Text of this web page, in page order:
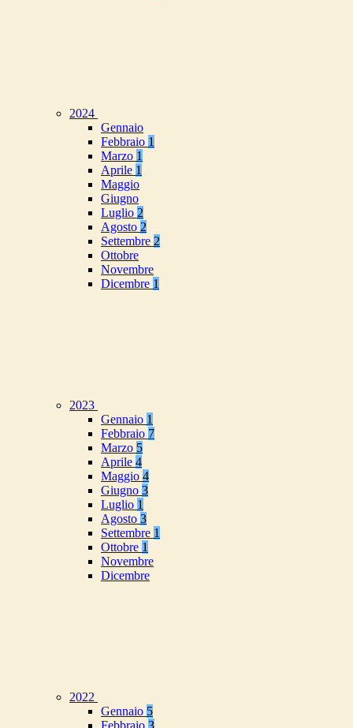
2024
Gennaio
Febbraio 1
Marzo 1
Aprile 1
Maggio
Giugno
Luglio 2
Agosto 2
Settembre 2
Ottobre
Novembre
Dicembre 1
2023
Gennaio 1
Febbraio 7
Marzo 5
Aprile 4
Maggio 4
Giugno 3
Luglio 1
Agosto 3
Settembre 1
Ottobre 1
Novembre
Dicembre
2022
Gennaio 5